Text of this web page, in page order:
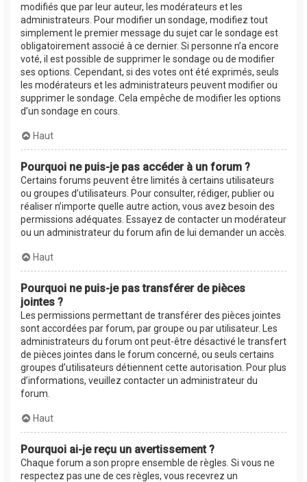
modifiés que par leur auteur, les modérateurs et les
administrateurs. Pour modifier un sondage, modifiez tout
simplement le premier message du sujet car le sondage est
obligatoirement associé à ce dernier. Si personne n’a encore
voté, il est possible de supprimer le sondage ou de modifier
ses options. Cependant, si des votes ont été exprimés, seuls
les modérateurs et les administrateurs peuvent modifier ou
supprimer le sondage. Cela empêche de modifier les options
d’un sondage en cours.
Haut
Pourquoi ne puis-je pas accéder à un forum ?
Certains forums peuvent être limités à certains utilisateurs
ou groupes d’utilisateurs. Pour consulter, rédiger, publier ou
réaliser n’importe quelle autre action, vous avez besoin des
permissions adéquates. Essayez de contacter un modérateur
ou un administrateur du forum afin de lui demander un accès.
Haut
Pourquoi ne puis-je pas transférer de pièces
jointes ?
Les permissions permettant de transférer des pièces jointes
sont accordées par forum, par groupe ou par utilisateur. Les
administrateurs du forum ont peut-être désactivé le transfert
de pièces jointes dans le forum concerné, ou seuls certains
groupes d’utilisateurs détiennent cette autorisation. Pour plus
d’informations, veuillez contacter un administrateur du
forum.
Haut
Pourquoi ai-je reçu un avertissement ?
Chaque forum a son propre ensemble de règles. Si vous ne
respectez pas une de ces règles, vous recevrez un